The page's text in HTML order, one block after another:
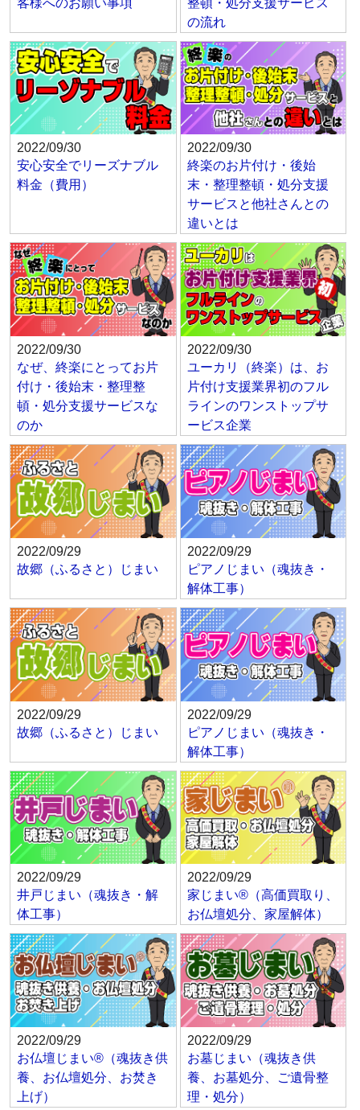
の流れ
2022/09/30
安心安全でリーズナブル
料金（費用）
2022/09/30
終楽のお片付け・後始
末・整理整頓・処分支援
サービスと他社さんとの
違いとは
2022/09/30
なぜ、終楽にとってお片
付け・後始末・整理整
頓・処分支援サービスな
のか
2022/09/30
ユーカリ（終楽）は、お
片付け支援業界初のフル
ラインのワンストップサ
ービス企業
2022/09/29
故郷（ふるさと）じまい
2022/09/29
ピアノじまい（魂抜き・
解体工事）
2022/09/29
故郷（ふるさと）じまい
2022/09/29
ピアノじまい（魂抜き・
解体工事）
2022/09/29
井戸じまい（魂抜き・解
体工事）
2022/09/29
家じまい®（高価買取り、
お仏壇処分、家屋解体）
2022/09/29
お仏壇じまい®（魂抜き供
養、お仏壇処分、お焚き
上げ）
2022/09/29
お墓じまい（魂抜き供
養、お墓処分、ご遺骨整
理・処分）